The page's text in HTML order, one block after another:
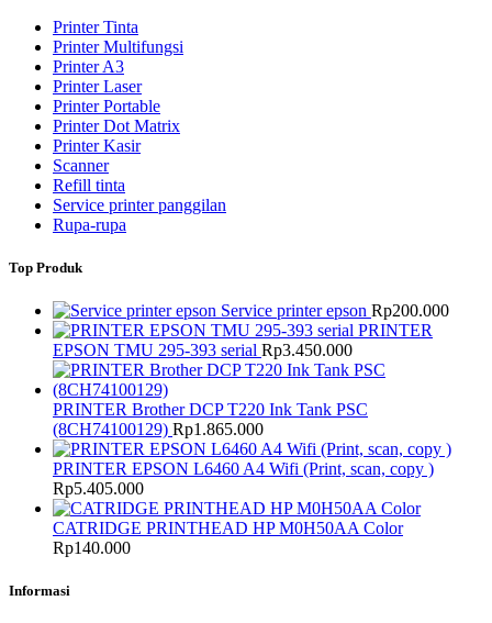
Printer Tinta
Printer Multifungsi
Printer A3
Printer Laser
Printer Portable
Printer Dot Matrix
Printer Kasir
Scanner
Refill tinta
Service printer panggilan
Rupa-rupa
Top Produk
Service printer epson Rp200.000
PRINTER
EPSON TMU 295-393 serial Rp3.450.000
PRINTER Brother DCP T220 Ink Tank PSC
(8CH74100129) Rp1.865.000
PRINTER EPSON L6460 A4 Wifi (Print, scan, copy )
Rp5.405.000
CATRIDGE PRINTHEAD HP M0H50AA Color
Rp140.000
Informasi